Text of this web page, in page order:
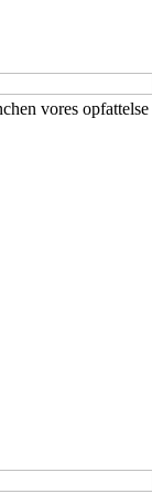
vores opfattelse